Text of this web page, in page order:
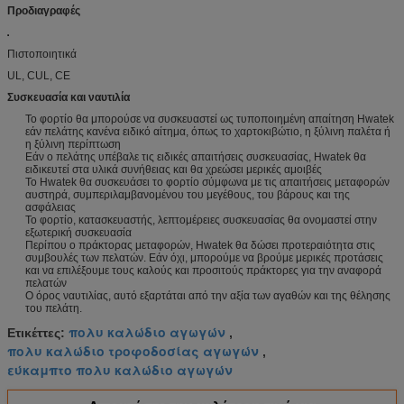
Προδιαγραφές
Πιστοποιητικά
UL, CUL, CE
Συσκευασία και ναυτιλία
Το φορτίο θα μπορούσε να συσκευαστεί ως τυποποιημένη απαίτηση Hwatek
εάν πελάτης κανένα ειδικό αίτημα, όπως το χαρτοκιβώτιο, η ξύλινη παλέτα ή
η ξύλινη περίπτωση
Εάν ο πελάτης υπέβαλε τις ειδικές απαιτήσεις συσκευασίας, Hwatek θα
ειδικευτεί στα υλικά συνήθειας και θα χρεώσει μερικές αμοιβές
Το Hwatek θα συσκευάσει το φορτίο σύμφωνα με τις απαιτήσεις μεταφορών
αυστηρά, συμπεριλαμβανομένου του μεγέθους, του βάρους και της
ασφάλειας
Το φορτίο, κατασκευαστής, λεπτομέρειες συσκευασίας θα ονομαστεί στην
εξωτερική συσκευασία
Περίπου ο πράκτορας μεταφορών, Hwatek θα δώσει προτεραιότητα στις
συμβουλές των πελατών. Εάν όχι, μπορούμε να βρούμε μερικές προτάσεις
και να επιλέξουμε τους καλούς και προσιτούς πράκτορες για την αναφορά
πελατών
Ο όρος ναυτιλίας, αυτό εξαρτάται από την αξία των αγαθών και της θέλησης
του πελάτη.
Ετικέττες: πολυ καλώδιο αγωγών ,
πολυ καλώδιο τροφοδοσίας αγωγών ,
εύκαμπτο πολυ καλώδιο αγωγών